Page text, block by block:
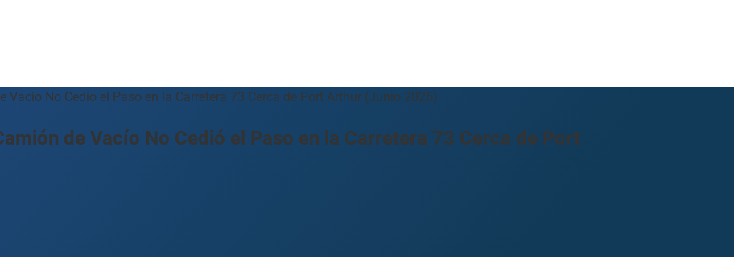
No Cedio el Paso en la Carretera 73 Cerca de Port Arthur (Junio 2026)
de Vacío No Cedió el Paso en la Carretera 73 Cerca de Port